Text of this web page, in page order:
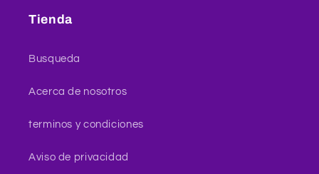
Tienda
Busqueda
Acerca de nosotros
terminos y condiciones
Aviso de privacidad